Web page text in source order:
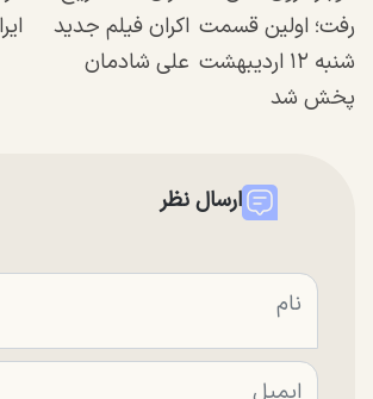
رفت؛ اولین قسمت
شنبه ۱۲ اردیبهشت
پخش شد
اکران فیلم جدید
علی شادمان
ارسال نظر